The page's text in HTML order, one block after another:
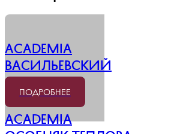
ACADEMIA
Васильевский
ПОДРОБНЕЕ
ACADEMIA